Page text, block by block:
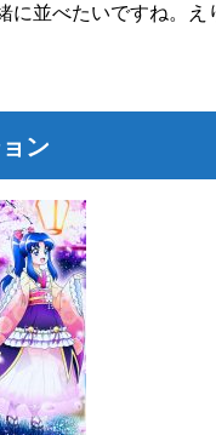
に並べたいですね。
ン